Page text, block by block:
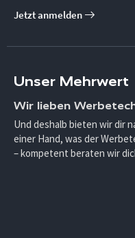
Jetzt anmelden
Unser Mehrwert
Wir lieben
Und deshalb bieten wir dir
einer Hand, was der
– kompetent beraten wir